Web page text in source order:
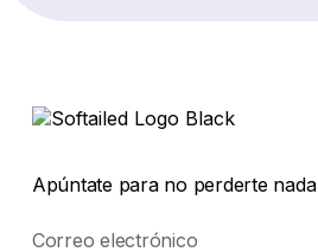
Apúntate para no perderte nada
Correo electrónico